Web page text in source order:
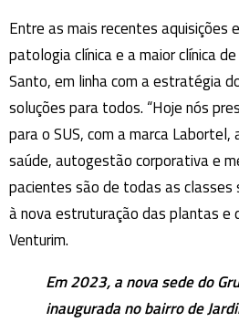
Entre as mais recentes aquisições
patologia clínica e a maior clínica
Santo, em linha com a estratégia
soluções para todos. “Hoje nós
para o SUS, com a marca
saúde, autogestão corporativa e
pacientes são de todas as classes
à nova estruturação das plantas e
Venturim.
Em 2023, a nova sede do
inaugurada no bairro de